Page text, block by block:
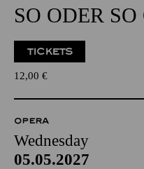
SO ODER SO
TICKETS
12,00 €
OPERA
Wednesday
05.05.2027